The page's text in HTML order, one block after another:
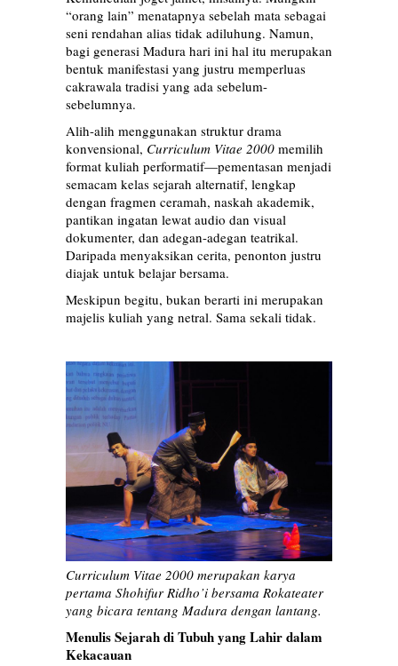
“orang lain” menatapnya sebelah mata sebagai
seni rendahan alias tidak adiluhung. Namun,
bagi generasi Madura hari ini hal itu merupakan
bentuk manifestasi yang justru memperluas
cakrawala tradisi yang ada sebelum-
sebelumnya.
Alih-alih menggunakan struktur drama
konvensional, Curriculum Vitae 2000 memilih
format kuliah performatif—pementasan menjadi
semacam kelas sejarah alternatif, lengkap
dengan fragmen ceramah, naskah akademik,
pantikan ingatan lewat audio dan visual
dokumenter, dan adegan-adegan teatrikal.
Daripada menyaksikan cerita, penonton justru
diajak untuk belajar bersama.
Meskipun begitu, bukan berarti ini merupakan
majelis kuliah yang netral. Sama sekali tidak.
Curriculum Vitae 2000 merupakan karya
pertama Shohifur Ridho’i bersama Rokateater
yang bicara tentang Madura dengan lantang.
Menulis Sejarah di Tubuh yang Lahir dalam
Kekacauan